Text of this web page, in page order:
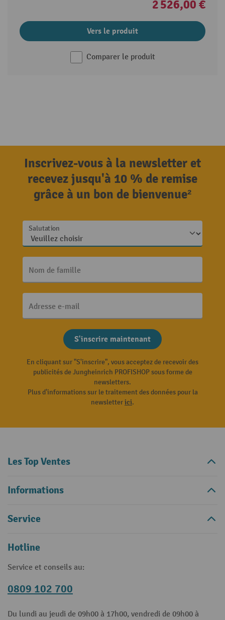
2 526,00 €
Vers le produit
Comparer le produit
Inscrivez-vous à la newsletter et
recevez jusqu'à 10 % de remise
grâce à un bon de bienvenue²
Salutation
Nom de famille
Adresse e-mail
S'inscrire maintenant
En cliquant sur "S'inscrire", vous acceptez de recevoir des
publicités de Jungheinrich PROFISHOP sous forme de
newsletters.
Plus d'informations sur le traitement des données pour la
newsletterici.
Les Top Ventes
Informations
Service
Hotline
Service et conseils au:
0809 102 700
Du lundi au jeudi de 09h00 à 17h00, vendredi de 09h00 à